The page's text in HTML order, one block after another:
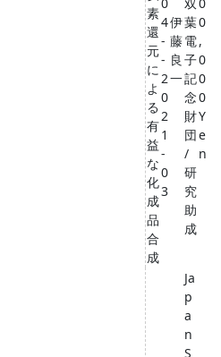
素
還
元
に
よ
る
有
益
な
化
成
品
合
成
4
-
-
2
0
2
1
-
0
3
伊
藤
良
一
葉
電
子
記
念
財
団
/
研
究
助
成
0
,
0
0
0
Y
e
n
Ja
p
a
n
S